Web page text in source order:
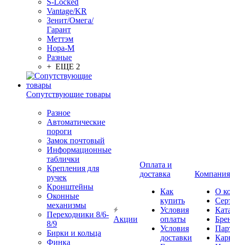
S-Locked
Vantage/KR
Зенит/Омега/
Гарант
Меттэм
Нора-М
Разные
+ ЕЩЕ 2
Сопутствующие товары
Разное
Автоматические
пороги
Замок почтовый
Информационные
таблички
Крепления для
ручек
Кронштейны
Оконные
механизмы
Переходники 8/6-
8/9
Бирки и кольца
Финка
Акции
Оплата и
доставка
Как
купить
Условия
оплаты
Условия
доставки
Компания
О